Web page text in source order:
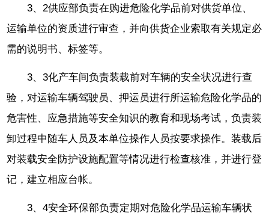
3、2供应部负责在购进危险化学品前对供货单位、
运输单位的资质进行审查，并向供货企业索取有关规定必
需的说明书、标签等。
3、3化产车间负责装载前对车辆的安全状况进行查
验，对运输车辆驾驶员、押运员进行所运输危险化学品的
危害性、应急措施等安全知识的教育和现场考试，负责装
卸过程中随车人员及本单位操作人员按要求操作。装载后
对装载安全防护设施配置等情况进行检查核准，并进行登
记，建立相应台帐。
3、4安全环保部负责定期对危险化学品运输车辆状